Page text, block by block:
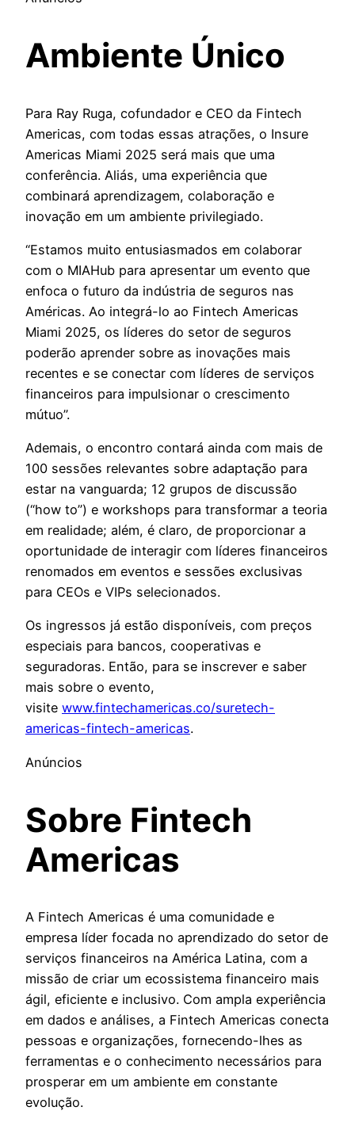
Ambiente Único
Para Ray Ruga, cofundador e CEO da Fintech
Americas, com todas essas atrações, o Insure
Americas Miami 2025 será mais que uma
conferência. Aliás, uma experiência que
combinará aprendizagem, colaboração e
inovação em um ambiente privilegiado.
“Estamos muito entusiasmados em colaborar
com o MIAHub para apresentar um evento que
enfoca o futuro da indústria de seguros nas
Américas. Ao integrá-lo ao Fintech Americas
Miami 2025, os líderes do setor de seguros
poderão aprender sobre as inovações mais
recentes e se conectar com líderes de serviços
financeiros para impulsionar o crescimento
mútuo”.
Ademais, o encontro contará ainda com mais de
100 sessões relevantes sobre adaptação para
estar na vanguarda; 12 grupos de discussão
(“how to”) e workshops para transformar a teoria
em realidade; além, é claro, de proporcionar a
oportunidade de interagir com líderes financeiros
renomados em eventos e sessões exclusivas
para CEOs e VIPs selecionados.
Os ingressos já estão disponíveis, com preços
especiais para bancos, cooperativas e
seguradoras. Então, para se inscrever e saber
mais sobre o evento,
visite www.fintechamericas.co/suretech-
americas-fintech-americas.
Anúncios
Sobre Fintech
Americas
A Fintech Americas é uma comunidade e
empresa líder focada no aprendizado do setor de
serviços financeiros na América Latina, com a
missão de criar um ecossistema financeiro mais
ágil, eficiente e inclusivo. Com ampla experiência
em dados e análises, a Fintech Americas conecta
pessoas e organizações, fornecendo-lhes as
ferramentas e o conhecimento necessários para
prosperar em um ambiente em constante
evolução.